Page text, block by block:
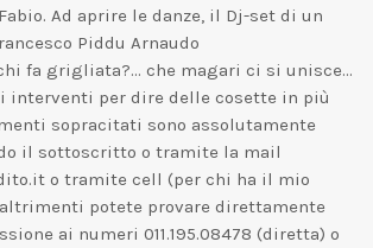
Ad aprire le danze, il Dj-set di un
Piddu Arnaudo
fa grigliata?… che magari ci si unisce…
interventi per dire delle cosette in più
sopracitati sono assolutamente
il sottoscritto o tramite la mail
o tramite cell (per chi ha il mio
potete provare direttamente
ai numeri 011.195.08478 (diretta) o